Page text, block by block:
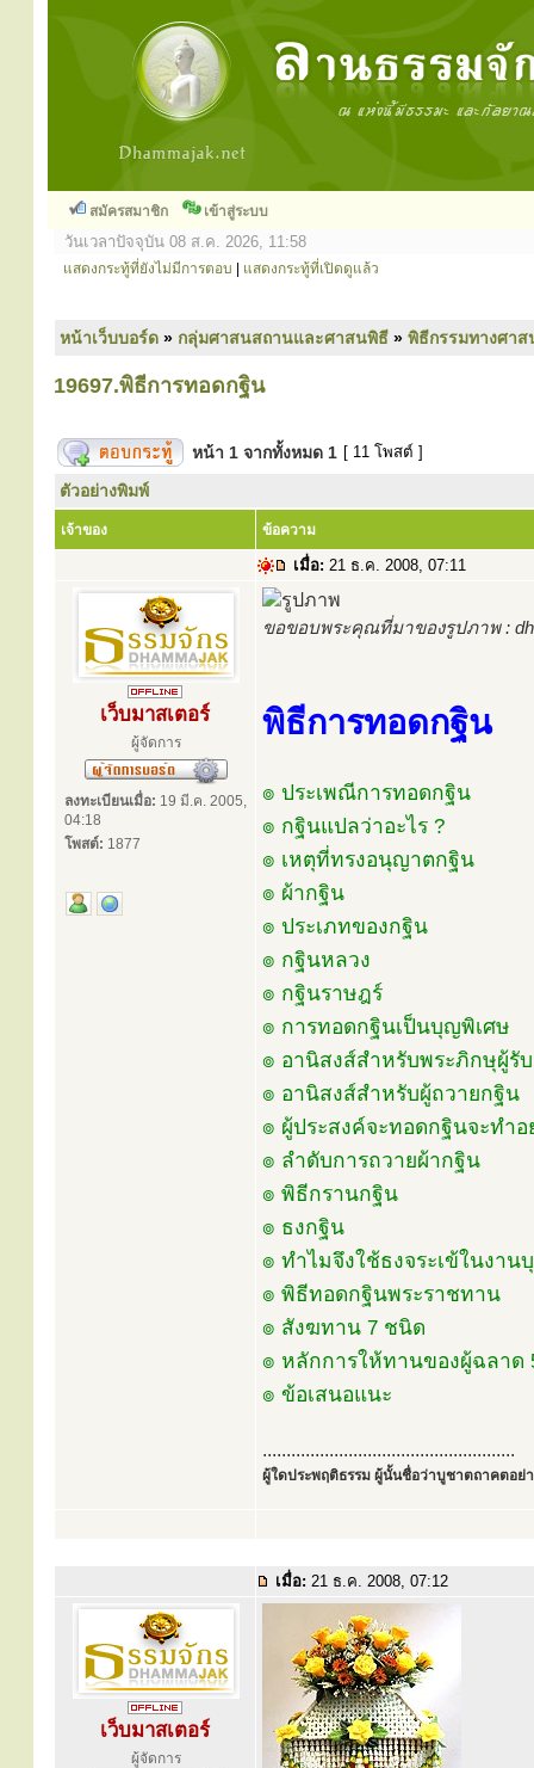
สมัครสมาชิก เข้าสู่ระบบ
วันเวลาปัจจุบัน 08 ส.ค. 2026, 11:58
แสดงกระทู้ที่ยังไม่มีการตอบ แสดงกระทู้ที่เปิดดูแล้ว
หน้าเว็บบอร์ด » กลุ่มศาสนสถานและศาสนพิธี » พิธีกรรมทางศา
19697.พิธีการทอดกฐิน
หน้า 1 จากทั้งหมด 1 [ 11 โพสต์ ]
ตัวอย่างพิมพ์
เจ้าของ ข้อความ
เมื่อ: 21 ธ.ค. 2008, 07:11
เว็บมาสเตอร์
ผู้จัดการ
ลงทะเบียนเมื่อ: 19 มี.ค. 2005,
04:18
โพสต์: 1877
ขอขอบพระคุณที่มาของรูปภาพ :
พิธีการทอดกฐิน
๏ ประเพณีการทอดกฐิน
๏ กฐินแปลว่าอะไร ?
๏ เหตุที่ทรงอนุญาตกฐิน
๏ ผ้ากฐิน
๏ ประเภทของกฐิน
๏ กฐินหลวง
๏ กฐินราษฎร์
๏ การทอดกฐินเป็นบุญพิเศษ
๏ อานิสงส์สำหรับพระภิกษุผู้รั
๏ อานิสงส์สำหรับผู้ถวายกฐิน
๏ ผู้ประสงค์จะทอดกฐินจะทำอ
๏ ลำดับการถวายผ้ากฐิน
๏ พิธีกรานกฐิน
๏ ธงกฐิน
๏ ทำไมจึงใช้ธงจระเข้ในงา
๏ พิธีทอดกฐินพระราชทาน
๏ สังฆทาน 7 ชนิด
๏ หลักการให้ทานของผู้ฉลาด
๏ ข้อเสนอแนะ
.....................................................
ผู้ใดประพฤติธรรม ผู้นั้นชื่อว่าบูชาตถาคตอย่า
เมื่อ: 21 ธ.ค. 2008, 07:12
เว็บมาสเตอร์
ผู้จัดการ